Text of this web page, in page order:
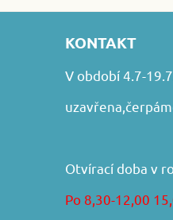
KONTAKT
V období 4.7-
Otvírací doba v
Po 8,30-12,00